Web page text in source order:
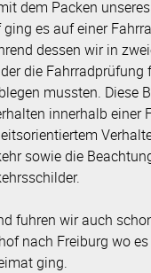
dem Packen
es auf einer
dessen wir in
die Fahrradprüfung
mussten. Diese
innerhalb einer
sowie die
fuhren wir auch
nach Freiburg wo
ging.